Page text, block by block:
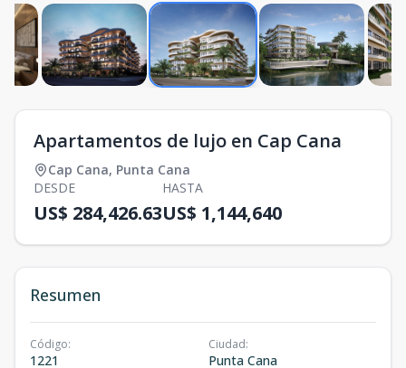
Apartamentos de lujo en Cap Cana
Cap Cana, Punta Cana
DESDE
US$ 284,426.63
HASTA
US$ 1,144,640
Resumen
Código:
1221
Ciudad:
Punta Cana